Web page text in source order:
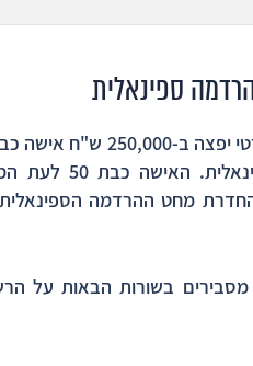
ספינאלית
אשר עברה פגיעה בעצב הסכיאטי שלה, בעת
מחט ההרדמה
מסבירים בשורות הבאות על